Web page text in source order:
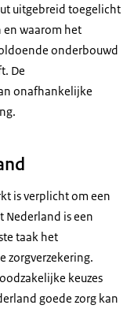
uitgebreid toegelicht
waarom het
onderbouwd
De
onafhankelijke
is verplicht om een
Nederland is een
taak het
zorgverzekering.
keuzes
goede zorg kan